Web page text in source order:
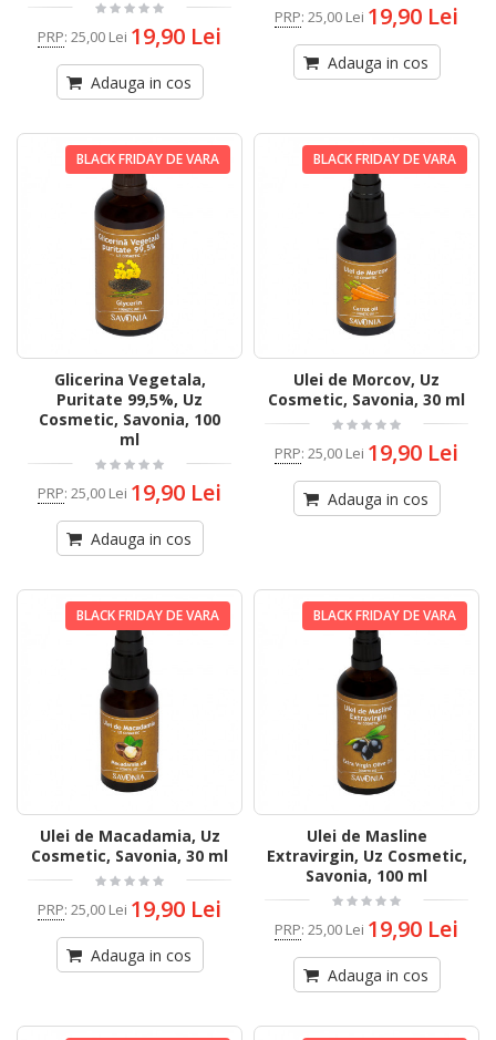
PRP: 25,00 Lei 19,90 Lei
Adauga in cos
PRP: 25,00 Lei 19,90 Lei
Adauga in cos
BLACK FRIDAY DE VARA
Glicerina Vegetala,
Puritate 99,5%, Uz
Cosmetic, Savonia, 100
ml
PRP: 25,00 Lei 19,90 Lei
Adauga in cos
BLACK FRIDAY DE VARA
Ulei de Morcov, Uz
Cosmetic, Savonia, 30 ml
PRP: 25,00 Lei 19,90 Lei
Adauga in cos
BLACK FRIDAY DE VARA
Ulei de Macadamia, Uz
Cosmetic, Savonia, 30 ml
PRP: 25,00 Lei 19,90 Lei
Adauga in cos
BLACK FRIDAY DE VARA
Ulei de Masline
Extravirgin, Uz Cosmetic,
Savonia, 100 ml
PRP: 25,00 Lei 19,90 Lei
Adauga in cos